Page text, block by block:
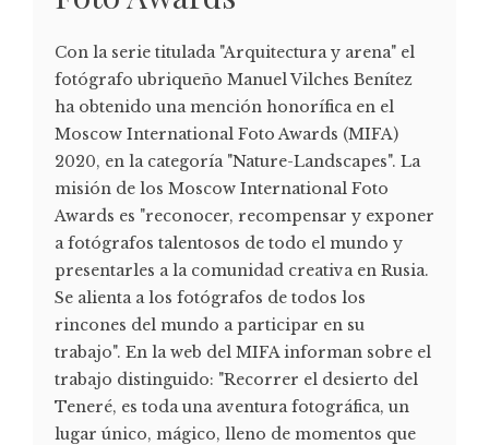
Con la serie titulada "Arquitectura y arena" el
fotógrafo ubriqueño Manuel Vilches Benítez
ha obtenido una mención honorífica en el
Moscow International Foto Awards (MIFA)
2020, en la categoría "Nature-Landscapes". La
misión de los Moscow International Foto
Awards es "reconocer, recompensar y exponer
a fotógrafos talentosos de todo el mundo y
presentarles a la comunidad creativa en Rusia.
Se alienta a los fotógrafos de todos los
rincones del mundo a participar en su
trabajo". En la web del MIFA informan sobre el
trabajo distinguido: "Recorrer el desierto del
Teneré, es toda una aventura fotográfica, un
lugar único, mágico, lleno de momentos que